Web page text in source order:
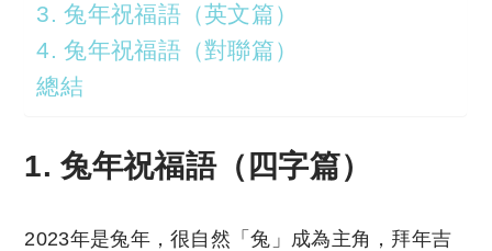
3. 兔年祝福語（英文篇）
4. 兔年祝福語（對聯篇）
總結
1. 兔年祝福語（四字篇）
2023年是兔年，很自然「兔」成為主角，拜年吉